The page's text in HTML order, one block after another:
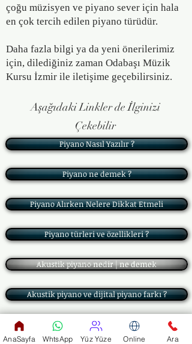
çoğu müzisyen ve piyano sever için hala
en çok tercih edilen piyano türüdür.
Daha fazla bilgi ya da yeni önerilerimiz
için, dilediğiniz zaman Odabaşı Müzik
Kursu İzmir ile iletişime geçebilirsiniz.
Aşağıdaki Linkler de İlginizi
Çekebilir
Piyano Nasıl Yazılır ?
Piyano ne demek ?
Piyano Alırken Nelere Dikkat Etmeli
Piyano türleri ve özellikleri ?
Akustik piyano nedir | ne demek
Akustik piyano ve dijital piyano farkı ?
Dijital Piyano Alırken Nelere Dikkat Edilmeli ?
AnaSayfa WhtsApp Yüz Yüze Online Ara